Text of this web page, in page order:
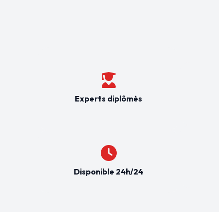
Experts diplômés
Disponible 24h/24